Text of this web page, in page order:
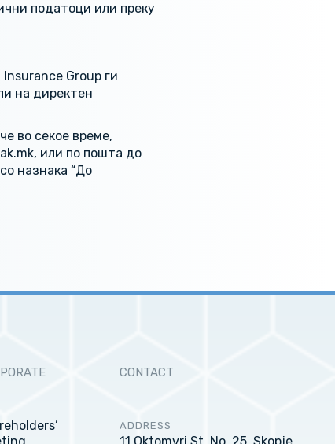
податоци или преку
Group ги
на директен
во секое време,
или по пошта до
назнака “До
CONTACT
ADDRESS